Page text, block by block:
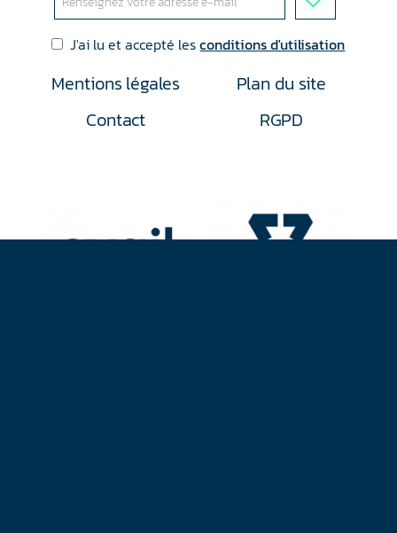
J'ai lu et accepté lesconditions d'utilisation
Mentions légales
Plan du site
Contact
RGPD